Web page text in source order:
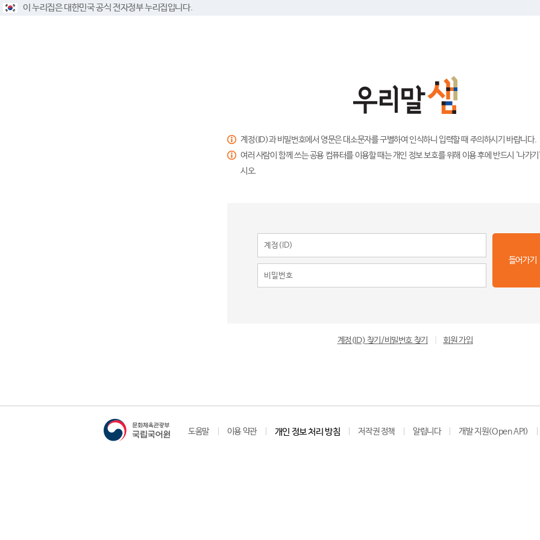
이 누리집은 대한민국 공식 전자정부 누리집입니다.
계정(ID)과 비밀번호에서 영문은 대소문자를 구별하여 인식하니 입력할 때 주의하시기 바랍니다.
여러 사람이 함께 쓰는 공용 컴퓨터를 이용할 때는 개인 정보 보호를 위해 이용 후에 반드시 '나가
시오.
들어가기
계정(ID) 찾기/비밀번호 찾기 회원 가입
도움말 이용 약관 개인 정보 처리 방침 저작권 정책 알립니다 개발 지원(Open API)